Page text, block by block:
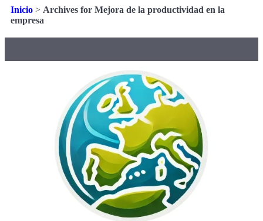
Inicio > Archives for Mejora de la productividad en la
empresa